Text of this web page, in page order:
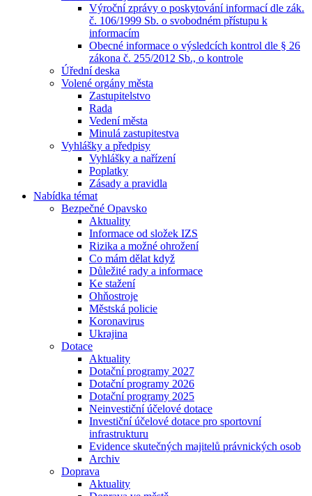
Výroční zprávy o poskytování informací dle zák.
č. 106/1999 Sb. o svobodném přístupu k
informacím
Obecné informace o výsledcích kontrol dle § 26
zákona č. 255/2012 Sb., o kontrole
Úřední deska
Volené orgány města
Zastupitelstvo
Rada
Vedení města
Minulá zastupitestva
Vyhlášky a předpisy
Vyhlášky a nařízení
Poplatky
Zásady a pravidla
Nabídka témat
Bezpečné Opavsko
Aktuality
Informace od složek IZS
Rizika a možné ohrožení
Co mám dělat když
Důležité rady a informace
Ke stažení
Ohňostroje
Městská policie
Koronavirus
Ukrajina
Dotace
Aktuality
Dotační programy 2027
Dotační programy 2026
Dotační programy 2025
Neinvestiční účelové dotace
Investiční účelové dotace pro sportovní
infrastrukturu
Evidence skutečných majitelů právnických osob
Archiv
Doprava
Aktuality